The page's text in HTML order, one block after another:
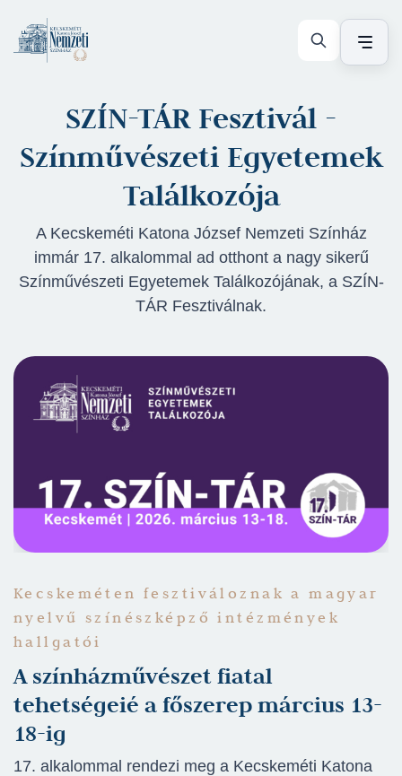
SZÍN-TÁR Fesztivál -
Színművészeti Egyetemek
Találkozója
A Kecskeméti Katona József Nemzeti Színház
immár 17. alkalommal ad otthont a nagy sikerű
Színművészeti Egyetemek Találkozójának, a SZÍN-
TÁR Fesztiválnak.
Kecskeméten fesztiváloznak a magyar
nyelvű színészképző intézmények
hallgatói
A színházművészet fiatal
tehetségeié a főszerep március 13-
18-ig
17. alkalommal rendezi meg a Kecskeméti Katona